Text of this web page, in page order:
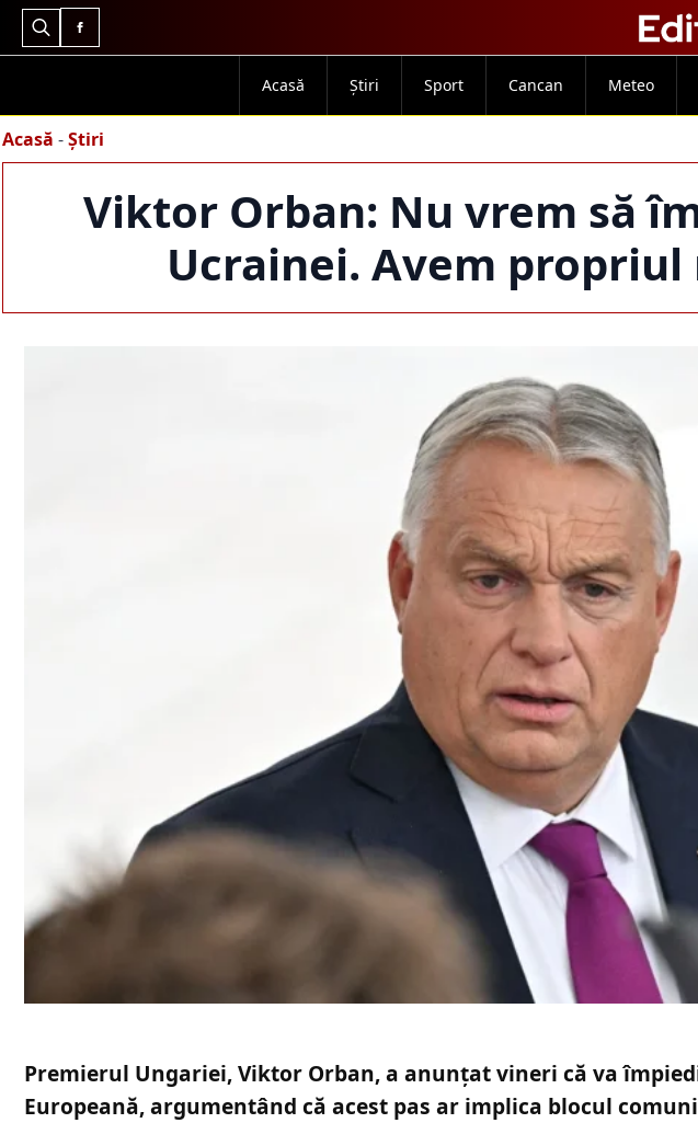
Search
Acasă Știri Sport Cancan Meteo
Acasă -Știri
Viktor Orban: Nu vrem să
Ucrainei. Avem
Premierul Ungariei, Viktor Orban, a anunțat vineri că va
Europeană, argumentând că acest pas ar implica blocul